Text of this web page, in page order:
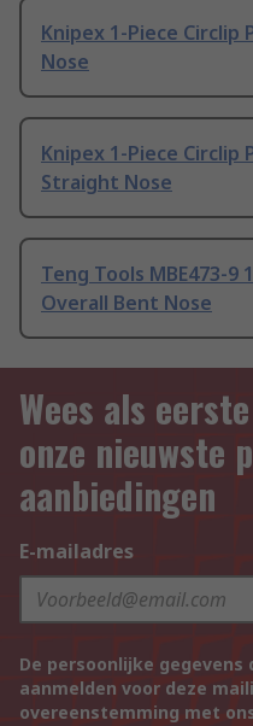
Knipex 1-Piece Circlip
Nose
Knipex 1-Piece Circlip
Straight Nose
Teng Tools MBE473-9
Overall Bent Nose
Wees als
onze nieuwste
aanbiedingen
E-mailadres
De persoonlijke
aanmelden voor deze
overeenstemming met